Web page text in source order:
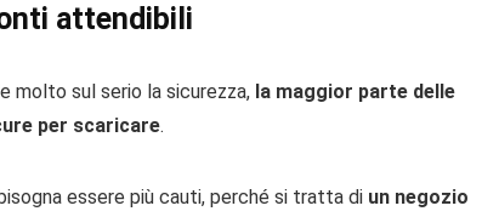
attendibili
molto sul serio la sicurezza, la maggior parte delle
per scaricare.
essere più cauti, perché si tratta di un negozio